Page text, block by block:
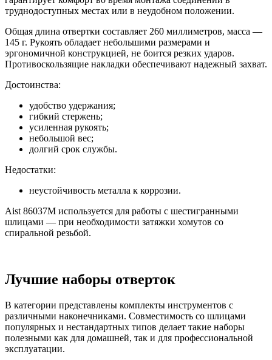
труднодоступных местах или в неудобном положении.
Общая длина отвертки составляет 260 миллиметров, масса —
145 г. Рукоять обладает небольшими размерами и
эргономичной конструкцией, не боится резких ударов.
Противоскользящие накладки обеспечивают надежный захват.
Достоинства:
удобство удержания;
гибкий стержень;
усиленная рукоять;
небольшой вес;
долгий срок службы.
Недостатки:
неустойчивость металла к коррозии.
Aist 86037M используется для работы с шестигранными
шлицами — при необходимости затяжки хомутов со
спиральной резьбой.
Лучшие наборы отверток
В категории представлены комплекты инструментов с
различными наконечниками. Совместимость со шлицами
популярных и нестандартных типов делает такие наборы
полезными как для домашней, так и для профессиональной
эксплуатации.